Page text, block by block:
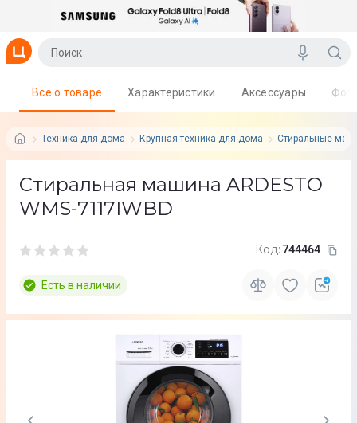
Техника для дома Крупная техника для дома Стиральные
Все о товаре Характеристики Аксессуары
Стиральная машина ARDESTO
WMS-7117IWBD
Код: 744464
Есть в наличии